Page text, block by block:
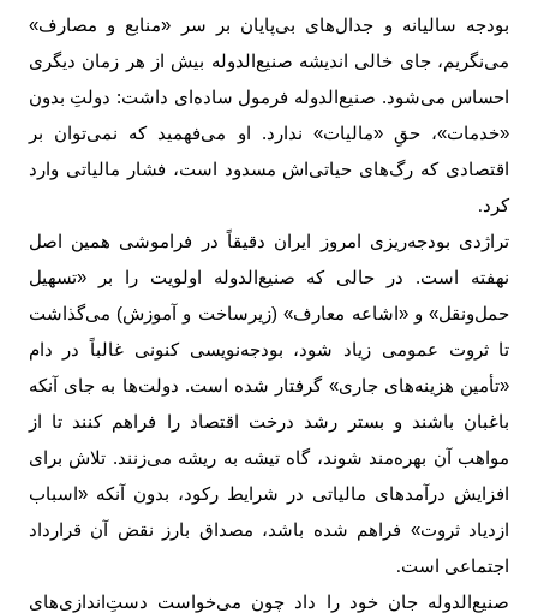
بودجه سالیانه و جدال‌های بی‌پایان بر سر «منابع و مصارف»
می‌نگریم، جای خالی اندیشه صنیع‌الدوله بیش از هر زمان دیگری
احساس می‌شود. صنیع‌الدوله فرمول ساده‌ای داشت: دولتِ بدون
«خدمات»، حقِ «مالیات» ندارد. او می‌فهمید که نمی‌توان بر
اقتصادی که رگ‌های حیاتی‌اش مسدود است، فشار مالیاتی وارد
کرد.
تراژدی بودجه‌ریزی امروز ایران دقیقاً در فراموشی همین اصل
نهفته است. در حالی که صنیع‌الدوله اولویت را بر «تسهیل
حمل‌ونقل» و «اشاعه معارف» (زیرساخت و آموزش) می‌گذاشت
تا ثروت عمومی زیاد شود، بودجه‌نویسی کنونی غالباً در دام
«تأمین هزینه‌های جاری» گرفتار شده است. دولت‌ها به جای آنکه
باغبان باشند و بستر رشد درخت اقتصاد را فراهم کنند تا از
مواهب آن بهره‌مند شوند، گاه تیشه به ریشه می‌زنند. تلاش برای
افزایش درآمدهای مالیاتی در شرایط رکود، بدون آنکه «اسباب
ازدیاد ثروت» فراهم شده باشد، مصداق بارز نقض آن قرارداد
اجتماعی است.
صنیع‌الدوله جان خود را داد چون می‌خواست دستِ‌اندازی‌های